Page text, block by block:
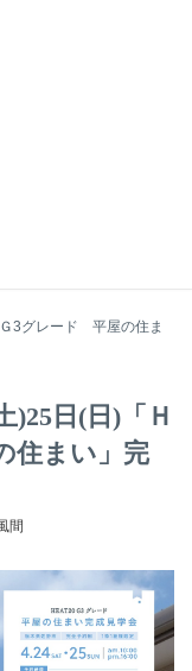
Ｇ3グレード 平屋の住ま
)25日(日)「Ｈ
住まい」完
間